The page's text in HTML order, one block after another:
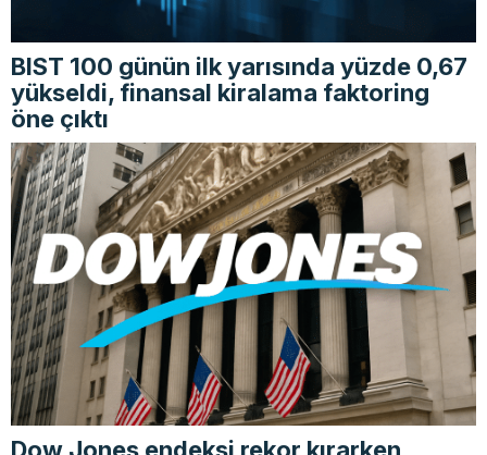
BIST 100 günün ilk yarısında yüzde 0,67
yükseldi, finansal kiralama faktoring
öne çıktı
Dow Jones endeksi rekor kırarken